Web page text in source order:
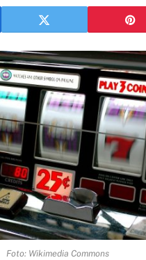
Foto: Wikimedia Commons